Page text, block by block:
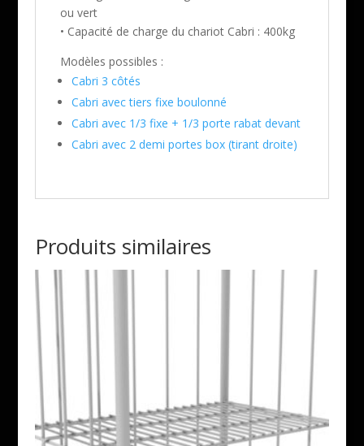
ou vert
• Capacité de charge du chariot Cabri : 400kg
Modèles possibles :
Cabri 3 côtés
Cabri avec tiers fixe boulonné
Cabri avec 1/3 fixe + 1/3 porte rabat devant
Cabri avec 2 demi portes box (tirant droite)
Produits similaires